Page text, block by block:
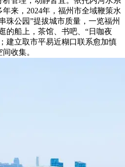
来，2024年，福州市全域鞭策水
珠公园”提拔城市质量，一览福州
船上，茶馆、书吧、“日咖夜
建立取市平易近糊口联系愈加慎
收集。